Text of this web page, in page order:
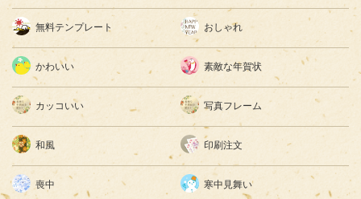
無料テンプレート おしゃれ
かわいい 素敵な年賀状
カッコいい 写真フレーム
和風 印刷注文
喪中 寒中見舞い